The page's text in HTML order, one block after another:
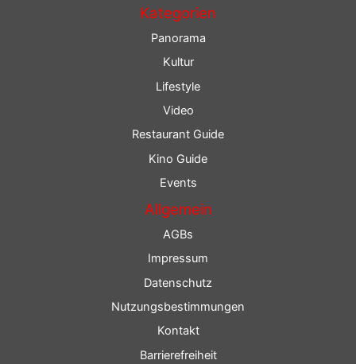
Kategorien
Panorama
Kultur
Lifestyle
Video
Restaurant Guide
Kino Guide
Events
Allgemein
AGBs
Impressum
Datenschutz
Nutzungsbestimmungen
Kontakt
Barrierefreiheit